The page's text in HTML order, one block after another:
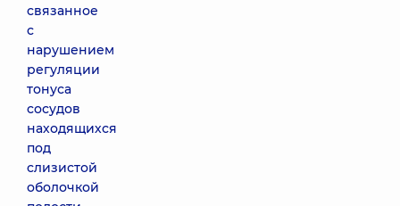
связанное
с
нарушением
регуляции
тонуса
сосудов
находящихся
под
слизистой
оболочкой